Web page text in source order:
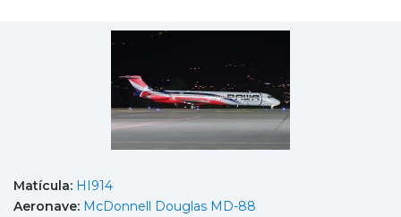
Matícula: HI914
Aeronave: McDonnell Douglas MD-88